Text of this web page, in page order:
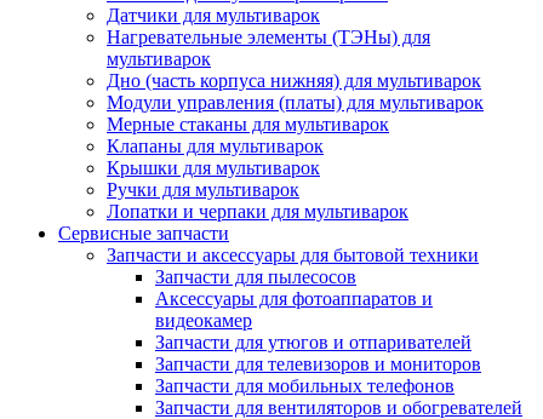
Датчики для мультиварок
Нагревательные элементы (ТЭНы) для
мультиварок
Дно (часть корпуса нижняя) для мультиварок
Модули управления (платы) для мультиварок
Мерные стаканы для мультиварок
Клапаны для мультиварок
Крышки для мультиварок
Ручки для мультиварок
Лопатки и черпаки для мультиварок
Сервисные запчасти
Запчасти и аксессуары для бытовой техники
Запчасти для пылесосов
Аксессуары для фотоаппаратов и
видеокамер
Запчасти для утюгов и отпаривателей
Запчасти для телевизоров и мониторов
Запчасти для мобильных телефонов
Запчасти для вентиляторов и обогревателей